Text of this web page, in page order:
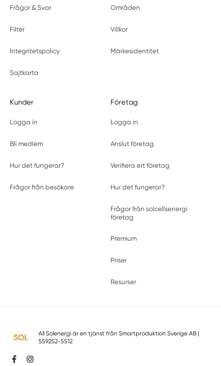
Frågor & Svar Områden
Filter Villkor
Integritetspolicy Märkesidentitet
Sajtkarta
Kunder
Logga in
Bli medlem
Hur det fungerar?
Frågor från besökare
Företag
Logga in
Anslut företag
Verifiera ert företag
Hur det fungerar?
Frågor från solcellsenergi
företag
Premium
Priser
Resurser
All Solenergi är en tjänst från Smartproduktion Sverige AB|
559252-5512